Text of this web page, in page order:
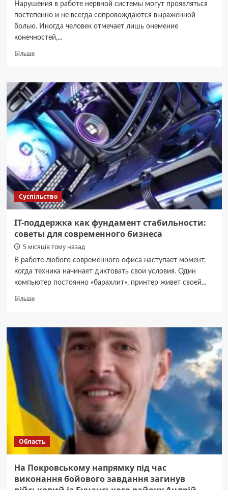
Нарушения в работе нервной системы могут проявляться
постепенно и не всегда сопровождаются выраженной
болью. Иногда человек отмечает лишь онемение
конечностей,...
БільшеДокладніше
какие
симптомы
требуют
консультации
Суспільство
IT-поддержка как фундамент стабильности:
советы для современного бизнеса
5 місяців тому назад
В работе любого современного офиса наступает момент,
когда техника начинает диктовать свои условия. Один
компьютер постоянно «барахлит», принтер живет своей...
БільшеДокладніше
поддержка
фундамент
стабильности:
советы
современного
Область
На Покровському напрямку під час
виконання бойового завдання загинув